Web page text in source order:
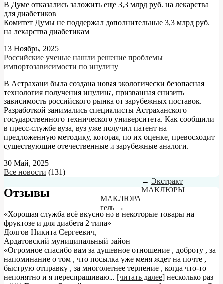
В Думе отказались заложить еще 3,3 млрд руб. на лекарства
для диабетиков
Комитет Думы не поддержал дополнительные 3,3 млрд руб.
на лекарства диабетикам
13 Ноябрь, 2025
Российские ученые нашли решение проблемы
импортозависимости по инулину
В Астрахани была создана новая экологически безопасная
технология получения инулина, призванная снизить
зависимость российского рынка от зарубежных поставок.
Разработкой занимались специалисты Астраханского
государственного технического университета. Как сообщили
в пресс-службе вуза, вуз уже получил патент на
предложенную методику, которая, по их оценке, превосходит
существующие отечественные и зарубежные аналоги.
30 Май, 2025
Все новости (131)
Отзывы
«Хорошая служба всё вкусно но в некоторые товары на
фруктозе и для диабета 2 типа»
Долгов Никита Сергеевич,
Ардатовский муниципальный район
«Огромное спасибо вам за душевное отношение , доброту , за
напоминание о том , что посылка уже меня ждет на почте ,
быструю отправку , за многолетнее терпение , когда что-то
непонятно и я переспрашиваю... [читать далее] несколько раз
← Экстракт
МАКЛЮРЫ
МАКЛЮРА
гель →